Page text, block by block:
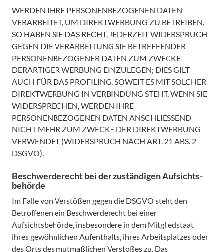
WERDEN IHRE PERSONENBEZOGENEN DATEN
VERARBEITET, UM DIREKTWERBUNG ZU BETREIBEN,
SO HABEN SIE DAS RECHT, JEDERZEIT WIDERSPRUCH
GEGEN DIE VERARBEITUNG SIE BETREFFENDER
PERSONENBEZOGENER DATEN ZUM ZWECKE
DERARTIGER WERBUNG EINZULEGEN; DIES GILT
AUCH FÜR DAS PROFILING, SOWEIT ES MIT SOLCHER
DIREKTWERBUNG IN VERBINDUNG STEHT. WENN SIE
WIDERSPRECHEN, WERDEN IHRE
PERSONENBEZOGENEN DATEN ANSCHLIESSEND
NICHT MEHR ZUM ZWECKE DER DIREKTWERBUNG
VERWENDET (WIDERSPRUCH NACH ART. 21 ABS. 2
DSGVO).
Beschwerde­recht bei der zuständigen Aufsichts­
behörde
Im Falle von Verstößen gegen die DSGVO steht den
Betroffenen ein Beschwerderecht bei einer
Aufsichtsbehörde, insbesondere in dem Mitgliedstaat
ihres gewöhnlichen Aufenthalts, ihres Arbeitsplatzes oder
des Orts des mutmaßlichen Verstoßes zu. Das